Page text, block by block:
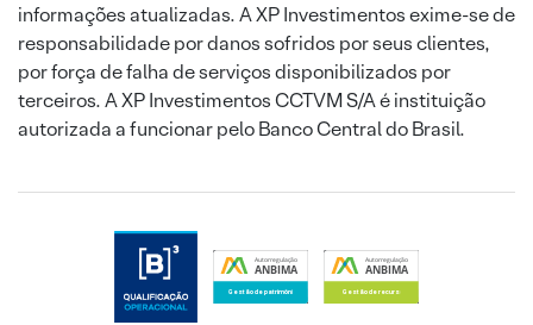
informações atualizadas. A XP Investimentos exime-se de
responsabilidade por danos sofridos por seus clientes,
por força de falha de serviços disponibilizados por
terceiros. A XP Investimentos CCTVM S/A é instituição
autorizada a funcionar pelo Banco Central do Brasil.